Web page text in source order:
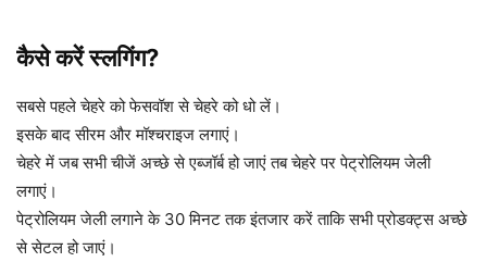
कैसे करें स्लगिंग?
सबसे पहले चेहरे को फेसवॉश से चेहरे को धो लें।
इसके बाद सीरम और मॉश्चराइज लगाएं।
चेहरे में जब सभी चीजें अच्छे से एब्जॉर्ब हो जाएं तब चेहरे पर पेट्रोलियम जेली
लगाएं।
पेट्रोलियम जेली लगाने के 30 मिनट तक इंतजार करें ताकि सभी प्रोडक्ट्स अच्छे
से सेटल हो जाएं।